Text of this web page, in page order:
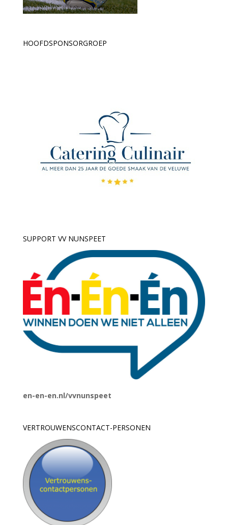
HOOFDSPONSORGROEP
SUPPORT VV NUNSPEET
en-en-en.nl/vvnunspeet
VERTROUWENSCONTACT-PERSONEN